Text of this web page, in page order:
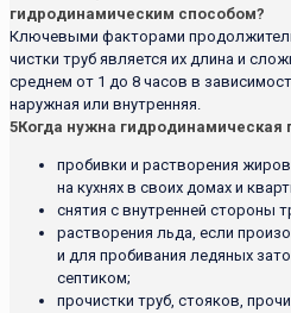
гидродинамическим способом?
Ключевыми факторами
чистки труб является их длина и
среднем от 1 до 8 часов в
наружная или внутренняя.
5Когда нужна гидродинамическая
пробивки и растворения
на кухнях в своих домах и
снятия с внутренней стороны
растворения льда, если
и для пробивания ледяных
септиком;
прочистки труб, стояков,